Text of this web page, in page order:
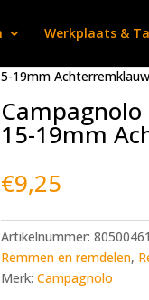
Werkplaats &
19mm Achterremklauw
Campagnolo
15-19mm
€9,25
Artikelnummer:
Remmen en remdelen,
Merk: Campagnolo